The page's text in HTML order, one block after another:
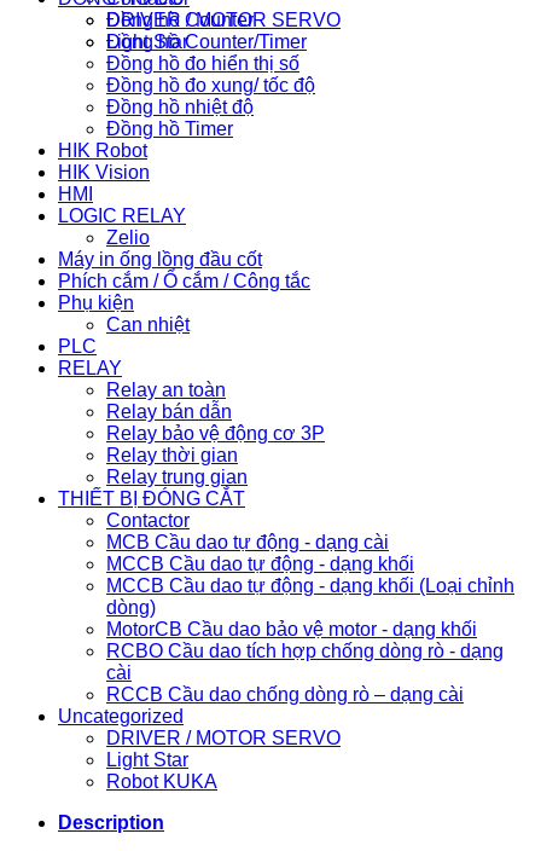
DRIVER / MOTOR SERVO
Light Star
Đồng hồ Counter
Đồng hồ Counter/Timer
Đồng hồ đo hiển thị số
Đồng hồ đo xung/ tốc độ
Đồng hồ nhiệt độ
Đồng hồ Timer
HIK Robot
HIK Vision
HMI
LOGIC RELAY
Zelio
Máy in ống lồng đầu cốt
Phích cắm / Ổ cắm / Công tắc
Phụ kiện
Can nhiệt
PLC
RELAY
Relay an toàn
Relay bán dẫn
Relay bảo vệ động cơ 3P
Relay thời gian
Relay trung gian
THIẾT BỊ ĐÓNG CẮT
Contactor
MCB Cầu dao tự động - dạng cài
MCCB Cầu dao tự động - dạng khối
MCCB Cầu dao tự động - dạng khối (Loại chỉnh
dòng)
MotorCB Cầu dao bảo vệ motor - dạng khối
RCBO Cầu dao tích hợp chống dòng rò - dạng
cài
RCCB Cầu dao chống dòng rò – dạng cài
Uncategorized
DRIVER / MOTOR SERVO
Light Star
Robot KUKA
Description